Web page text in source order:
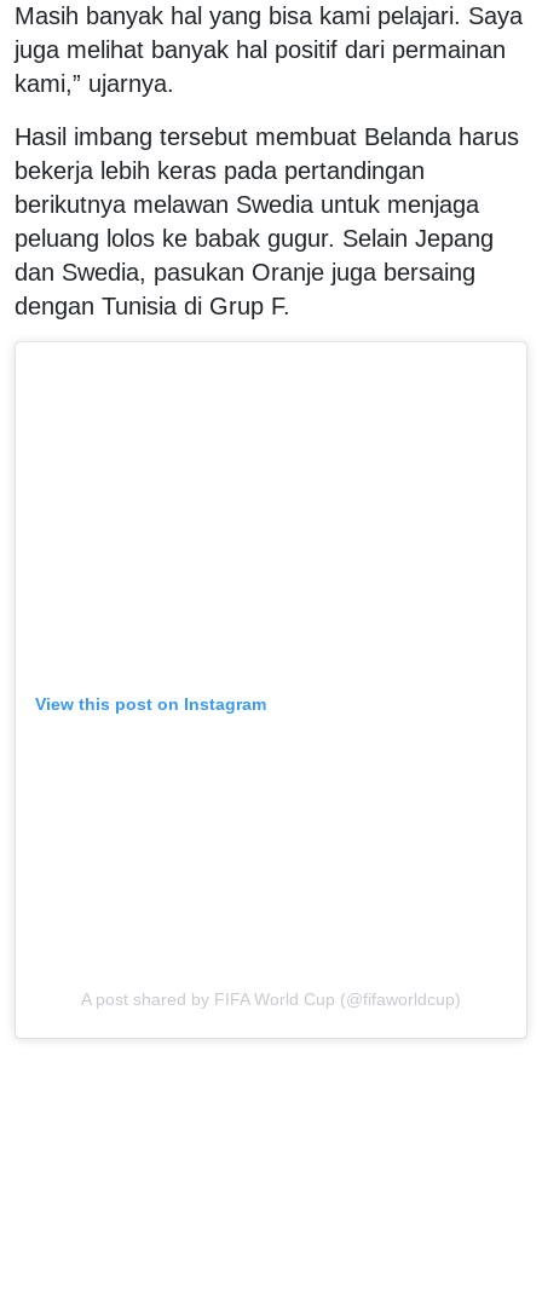
Masih banyak hal yang bisa kami pelajari. Saya
juga melihat banyak hal positif dari permainan
kami,” ujarnya.
Hasil imbang tersebut membuat Belanda harus
bekerja lebih keras pada pertandingan
berikutnya melawan Swedia untuk menjaga
peluang lolos ke babak gugur. Selain Jepang
dan Swedia, pasukan Oranje juga bersaing
dengan Tunisia di Grup F.
View this post on Instagram
A post shared by FIFA World Cup (@fifaworldcup)